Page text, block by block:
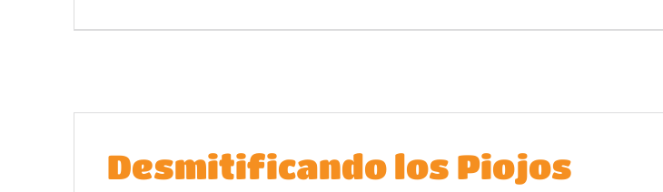
Desmitificando los Piojos